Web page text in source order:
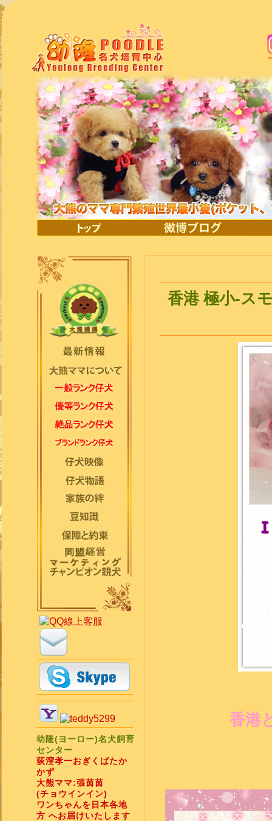
幼隆(ヨーロー)名犬飼育
センター
荻漥孝一おぎくばたか
かず
大熊ママ:張茵茵
(チョウインイン)
ワンちゃんを日本各地
方 へお届けいたします
香港 極小-ス
香港